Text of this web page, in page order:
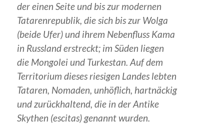
der einen Seite und bis zur modernen
Tatarenrepublik, die sich bis zur Wolga
(beide Ufer) und ihrem Nebenfluss Kama
in Russland erstreckt; im Süden liegen
die Mongolei und Turkestan. Auf dem
Territorium dieses riesigen Landes lebten
Tataren, Nomaden, unhöflich, hartnäckig
und zurückhaltend, die in der Antike
Skythen (escitas) genannt wurden.